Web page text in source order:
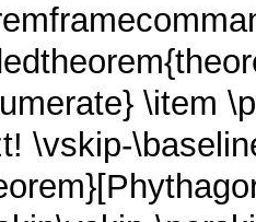
\item
\vskip-